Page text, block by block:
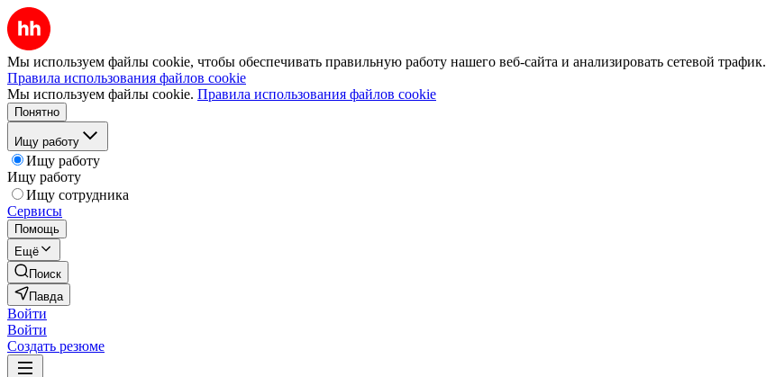
Мы используем файлы cookie, чтобы обеспечивать правильную работу нашего веб-сайта и анализировать сетевой трафик.
Правила использования файлов cookie
Мы используем файлы cookie. Правила использования файлов cookie
Понятно
Ищу работу
Ищу работу
Ищу работу
Ищу сотрудника
Сервисы
Помощь
Ещё
Поиск
Павда
Войти
Войти
Создать резюме